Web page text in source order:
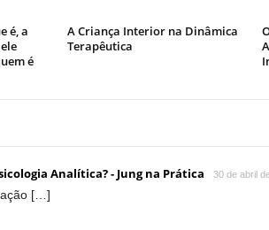
é, a
é
A Criança Interior na Dinâmica
Terapêutica
Analítica? - Jung na Prática 30 de abril
[…]